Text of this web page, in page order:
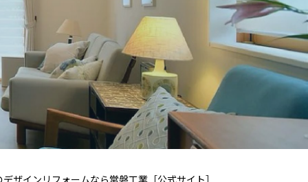
ザインリフォームなら常磐工業［公式サイト］